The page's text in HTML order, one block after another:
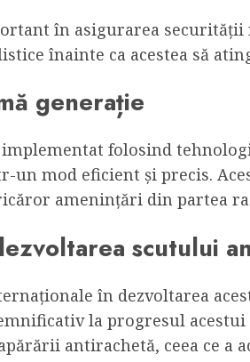
în asigurarea securității
înainte ca acestea să
generație
folosind
un mod eficient și precis.
amenințări din partea
scutului
în dezvoltarea
la progresul acestui
antirachetă, ceea ce a